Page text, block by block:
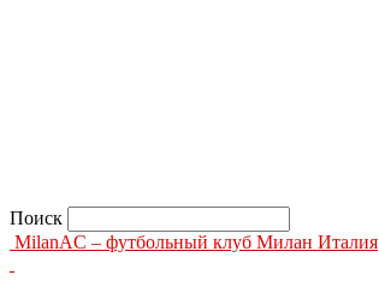
Поиск
MilanAC – футбольный клуб Милан Италия